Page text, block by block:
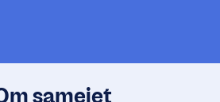
sameiet